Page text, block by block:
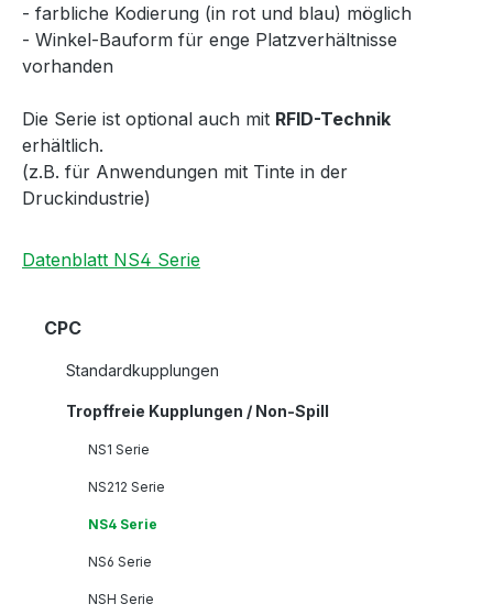
- farbliche Kodierung (in rot und blau) möglich
- Winkel-Bauform für enge Platzverhältnisse
vorhanden
Die Serie ist optional auch mit RFID-Technik
erhältlich.
(z.B. für Anwendungen mit Tinte in der
Druckindustrie)
Datenblatt NS4 Serie
CPC
Standardkupplungen
Tropffreie Kupplungen / Non-Spill
NS1 Serie
NS212 Serie
NS4 Serie
NS6 Serie
NSH Serie